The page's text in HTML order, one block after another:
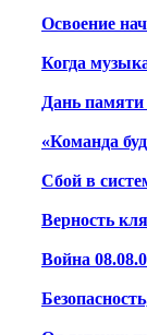
Освоение
Когда
Дань
«Команда
Сбой в
Верность
Война